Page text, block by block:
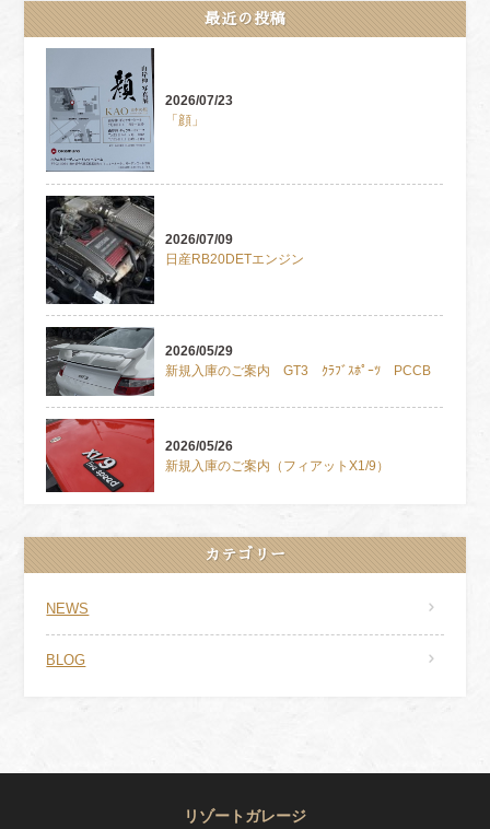
最近の投稿
2026/07/23
「顔」
2026/07/09
日産RB20DETエンジン
2026/05/29
新規入庫のご案内 GT3 ｸﾗﾌﾞｽﾎﾟｰﾂ PCCB
2026/05/26
新規入庫のご案内（フィアットX1/9）
カテゴリー
NEWS
BLOG
リゾートガレージ